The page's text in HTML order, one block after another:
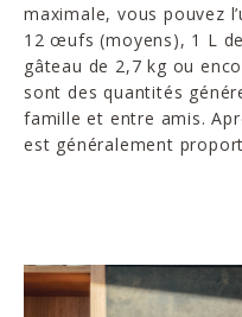
maximale, vous pouvez
12 œufs (moyens), 1 L
gâteau de 2,7 kg ou
sont des quantités
famille et entre amis.
est généralement